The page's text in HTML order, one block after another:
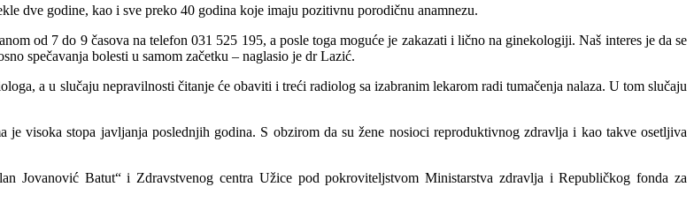
dve godine, kao i sve preko 40 godina koje imaju pozitivnu porodičnu anamnezu.
od 7 do 9 časova na telefon 031 525 195, a posle toga moguće je zakazati i lično na ginekologiji. Naš interes je da se
spečavanja bolesti u samom začetku – naglasio je dr Lazić.
a u slučaju nepravilnosti čitanje će obaviti i treći radiolog sa izabranim lekarom radi tumačenja nalaza. U tom slučaju
visoka stopa javljanja poslednjih godina. S obzirom da su žene nosioci reproduktivnog zdravlja i kao takve osetljiva
Batut“ i Zdravstvenog centra Užice pod pokroviteljstvom Ministarstva zdravlja i Republičkog fonda za